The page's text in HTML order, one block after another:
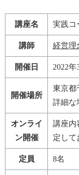
講座名 実践コ
講師 経営理
開催日 2022年
開催場所
東京都
詳細な
オンライ
ン開催
講座内
定して
定員 8名